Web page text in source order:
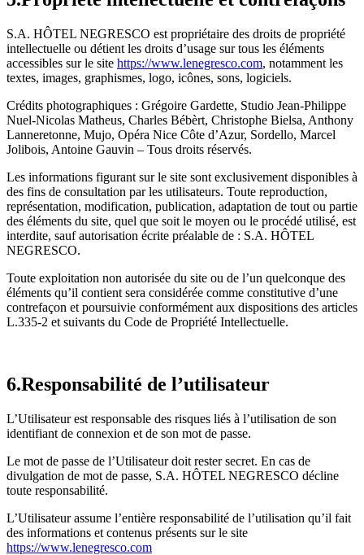
S.A. HÔTEL NEGRESCO est propriétaire des droits de propriété
intellectuelle ou détient les droits d’usage sur tous les éléments
accessibles sur le site https://www.lenegresco.com, notamment les
textes, images, graphismes, logo, icônes, sons, logiciels.
Crédits photographiques : Grégoire Gardette, Studio Jean-Philippe
Nuel-Nicolas Matheus, Charles Bébèrt, Christophe Bielsa, Anthony
Lanneretonne, Mujo, Opéra Nice Côte d’Azur, Sordello, Marcel
Jolibois, Antoine Gauvin – Tous droits réservés.
Les informations figurant sur le site sont exclusivement disponibles à
des fins de consultation par les utilisateurs. Toute reproduction,
représentation, modification, publication, adaptation de tout ou partie
des éléments du site, quel que soit le moyen ou le procédé utilisé, est
interdite, sauf autorisation écrite préalable de : S.A. HÔTEL
NEGRESCO.
Toute exploitation non autorisée du site ou de l’un quelconque des
éléments qu’il contient sera considérée comme constitutive d’une
contrefaçon et poursuivie conformément aux dispositions des articles
L.335-2 et suivants du Code de Propriété Intellectuelle.
6.Responsabilité de l’utilisateur
L’Utilisateur est responsable des risques liés à l’utilisation de son
identifiant de connexion et de son mot de passe.
Le mot de passe de l’Utilisateur doit rester secret. En cas de
divulgation de mot de passe, S.A. HÔTEL NEGRESCO décline
toute responsabilité.
L’Utilisateur assume l’entière responsabilité de l’utilisation qu’il fait
des informations et contenus présents sur le site
https://www.lenegresco.com